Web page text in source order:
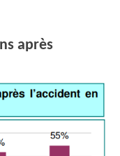
après